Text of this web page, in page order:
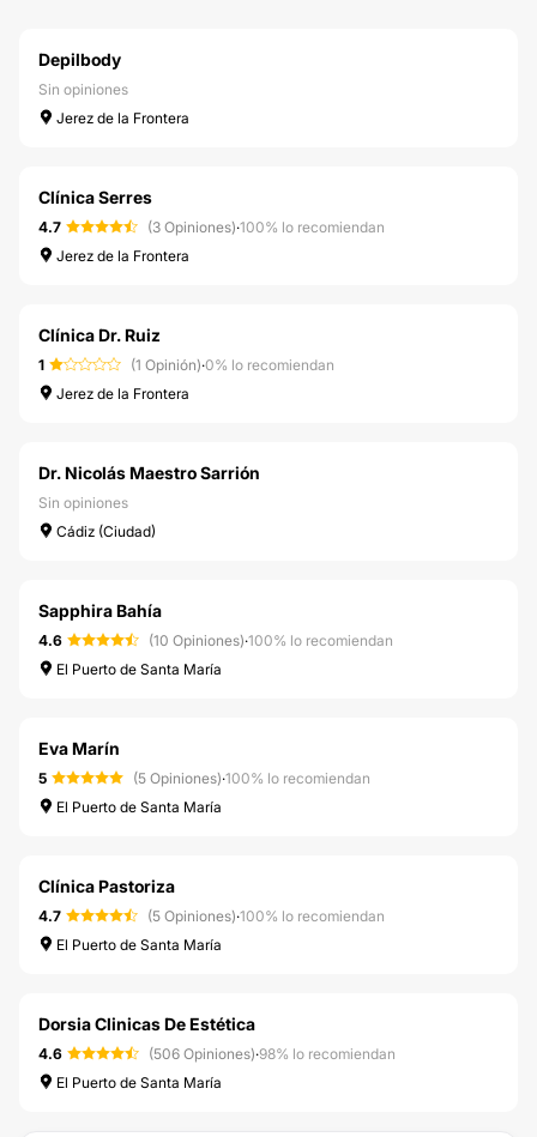
Depilbody
Sin opiniones
Jerez de la Frontera
Clínica Serres
4.7 (3 Opiniones)·100% lo recomiendan
Jerez de la Frontera
Clínica Dr. Ruiz
1 (1 Opinión)·0% lo recomiendan
Jerez de la Frontera
Dr. Nicolás Maestro Sarrión
Sin opiniones
Cádiz (Ciudad)
Sapphira Bahía
4.6 (10 Opiniones)·100% lo recomiendan
El Puerto de Santa María
Eva Marín
5 (5 Opiniones)·100% lo recomiendan
El Puerto de Santa María
Clínica Pastoriza
4.7 (5 Opiniones)·100% lo recomiendan
El Puerto de Santa María
Dorsia Clinicas De Estética
4.6 (506 Opiniones)·98% lo recomiendan
El Puerto de Santa María